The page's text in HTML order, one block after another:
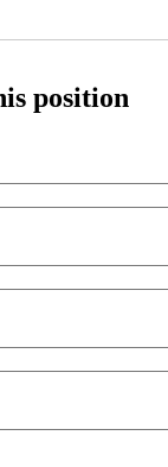
position